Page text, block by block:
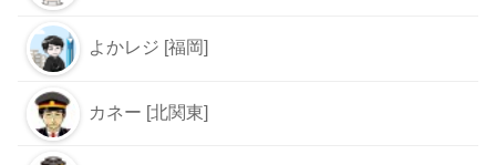
よかレジ [福岡]
カネー [北関東]